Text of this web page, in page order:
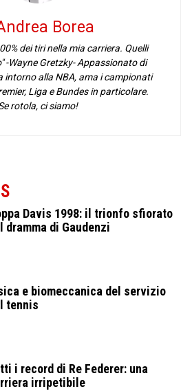
Borea
dei tiri nella mia carriera. Quelli
-Wayne Gretzky- Appassionato di
intorno alla NBA, ama i campionati
Liga e Bundes in particolare.
rotola, ci siamo!
Davis 1998: il trionfo sfiorato
dramma di Gaudenzi
e biomeccanica del servizio
tennis
i record di Re Federer: una
irripetibile